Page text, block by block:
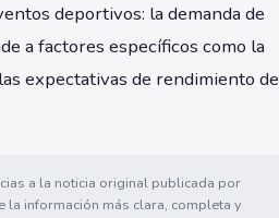
deportivos: la demanda de
a factores específicos como la
expectativas de rendimiento de
a la noticia original publicada por
la información más clara, completa y